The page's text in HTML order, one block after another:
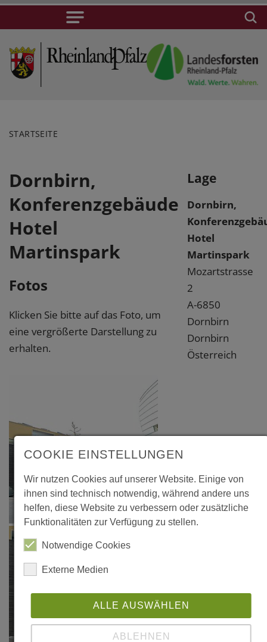
STARTSEITE
Dornbirn,
Konferenzgebäude
Hotel
Martinspark
Fotos
Klicken Sie bitte auf das Foto, um
eine vergrößerte Darstellung zu
erhalten.
Lage
Dornbirn,
Hotel
Martinspark
Mozartstrasse
2
A-6850
Dornbirn
Dornbirn
Österreich
COOKIE EINSTELLUNGEN
Wir nutzen Cookies auf unserer Website. Einige von
ihnen sind technisch notwendig, während andere uns
helfen, diese Website zu verbessern oder zusätzliche
Funktionalitäten zur Verfügung zu stellen.
Notwendige Cookies
Externe Medien
ALLE AUSWÄHLEN
ABLEHNEN